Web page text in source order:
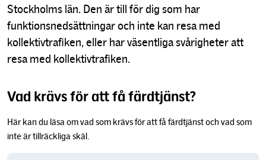
Stockholms län. Den är till för dig som har
funktionsnedsättningar och inte kan resa med
kollektivtrafiken, eller har väsentliga svårigheter att
resa med kollektivtrafiken.
Vad krävs för att få färdtjänst?
Här kan du läsa om vad som krävs för att få färdtjänst och vad som
inte är tillräckliga skäl.